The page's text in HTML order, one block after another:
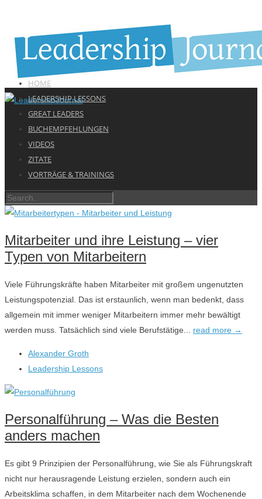
HOME
LEADERSHIP LESSONS
GREAT LEADERS
BUCHEMPFEHLUNGEN
VIDEOS
ZITATE
VORTRÄGE & TRAININGS
Mitarbeiter und ihre Leistung – vier
Typen von Mitarbeitern
Viele Führungskräfte haben Mitarbeiter mit großem ungenutzten
Leistungspotenzial. Das ist erstaunlich, wenn man bedenkt, dass
allgemein mit immer weniger Mitarbeitern immer mehr bewältigt
werden muss. Tatsächlich sind viele Berufstätige... read more →
Alexander Groth
Leadership Lessons
Personalführung – Was die Besten
anders machen
Es gibt 9 Prinzipien der Personalführung, wie Sie als Führungskraft
nicht nur herausragende Leistung erzielen, sondern auch ein
Arbeitsklima schaffen, in dem Mitarbeiter nach dem Wochenende